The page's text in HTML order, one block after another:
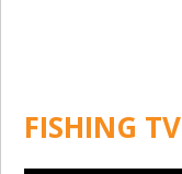
FISHING TV